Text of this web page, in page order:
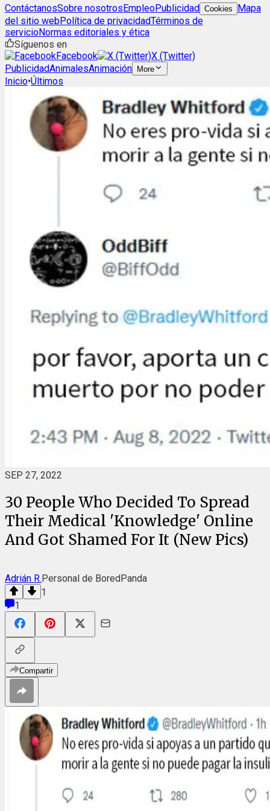
ContáctanosSobre nosotrosEmpleoPublicidad Cookies
Mapa
del sitio webPolítica de privacidadTérminos de
servicioNormas editoriales y ética
Síguenos en
Facebook
X (Twitter)
PublicidadAnimalesAnimación More
Inicio•Últimos
SEP 27, 2022
30 People Who Decided To Spread
Their Medical 'Knowledge' Online
And Got Shamed For It (New Pics)
Adrián R.Personal de BoredPanda
1
1
Compartir